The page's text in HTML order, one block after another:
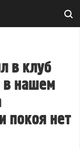
в клуб
в нашем
покоя нет